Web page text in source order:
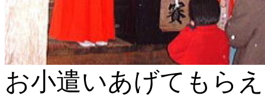
お小遣いあげてもら